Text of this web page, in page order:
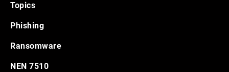
Topics
Phishing
Ransomware
NEN 7510